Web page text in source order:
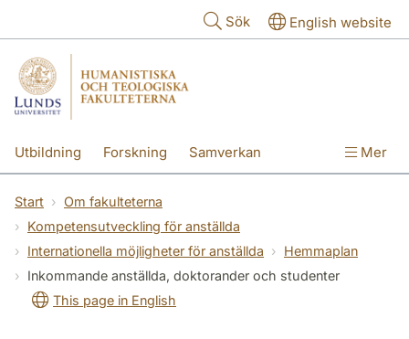
Sök English website
Utbildning Forskning Samverkan Mer
Start
Om fakulteterna
Kompetensutveckling för anställda
Internationella möjligheter för anställda
Hemmaplan
Inkommande anställda, doktorander och studenter
This page in English